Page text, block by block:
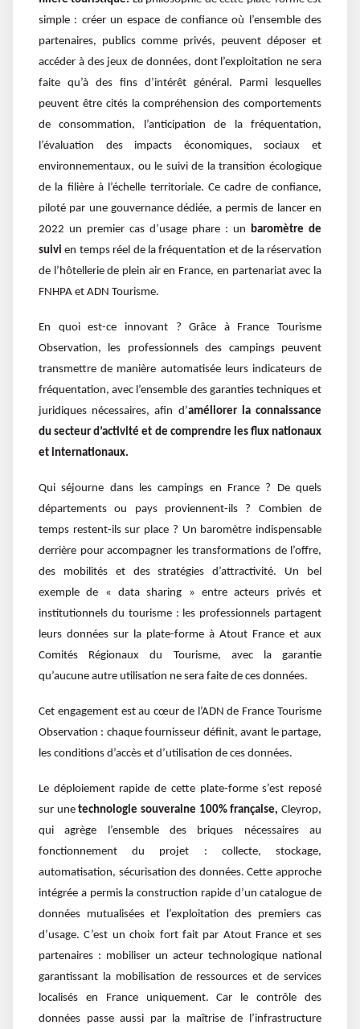
simple : créer un espace de confiance où l’ensemble des
partenaires, publics comme privés, peuvent déposer et
accéder à des jeux de données, dont l’exploitation ne sera
faite qu’à des fins d’intérêt général. Parmi lesquelles
peuvent être cités la compréhension des comportements
de consommation, l’anticipation de la fréquentation,
l’évaluation des impacts économiques, sociaux et
environnementaux, ou le suivi de la transition écologique
de la filière à l’échelle territoriale. Ce cadre de confiance,
piloté par une gouvernance dédiée, a permis de lancer en
2022 un premier cas d’usage phare : un baromètre de
suivi en temps réel de la fréquentation et de la réservation
de l’hôtellerie de plein air en France, en partenariat avec la
FNHPA et ADN Tourisme.
En quoi est-ce innovant ? Grâce à France Tourisme
Observation, les professionnels des campings peuvent
transmettre de manière automatisée leurs indicateurs de
fréquentation, avec l’ensemble des garanties techniques et
juridiques nécessaires, afin d’améliorer la connaissance
du secteur d’activité et de comprendre les flux nationaux
et internationaux.
Qui séjourne dans les campings en France ? De quels
départements ou pays proviennent-ils ? Combien de
temps restent-ils sur place ? Un baromètre indispensable
derrière pour accompagner les transformations de l’offre,
des mobilités et des stratégies d’attractivité. Un bel
exemple de « data sharing » entre acteurs privés et
institutionnels du tourisme : les professionnels partagent
leurs données sur la plate-forme à Atout France et aux
Comités Régionaux du Tourisme, avec la garantie
qu’aucune autre utilisation ne sera faite de ces données.
Cet engagement est au cœur de l’ADN de France Tourisme
Observation : chaque fournisseur définit, avant le partage,
les conditions d’accès et d’utilisation de ces données.
Le déploiement rapide de cette plate-forme s’est reposé
sur unetechnologie souveraine 100% française, Cleyrop,
qui agrège l’ensemble des briques nécessaires au
fonctionnement du projet : collecte, stockage,
automatisation, sécurisation des données. Cette approche
intégrée a permis la construction rapide d’un catalogue de
données mutualisées et l’exploitation des premiers cas
d’usage. C’est un choix fort fait par Atout France et ses
partenaires : mobiliser un acteur technologique national
garantissant la mobilisation de ressources et de services
localisés en France uniquement. Car le contrôle des
données passe aussi par la maîtrise de l’infrastructure